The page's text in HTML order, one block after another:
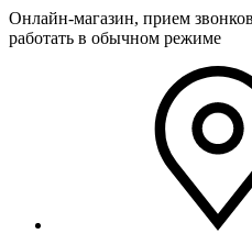
Онлайн-магазин, прием
работать в обычном режиме